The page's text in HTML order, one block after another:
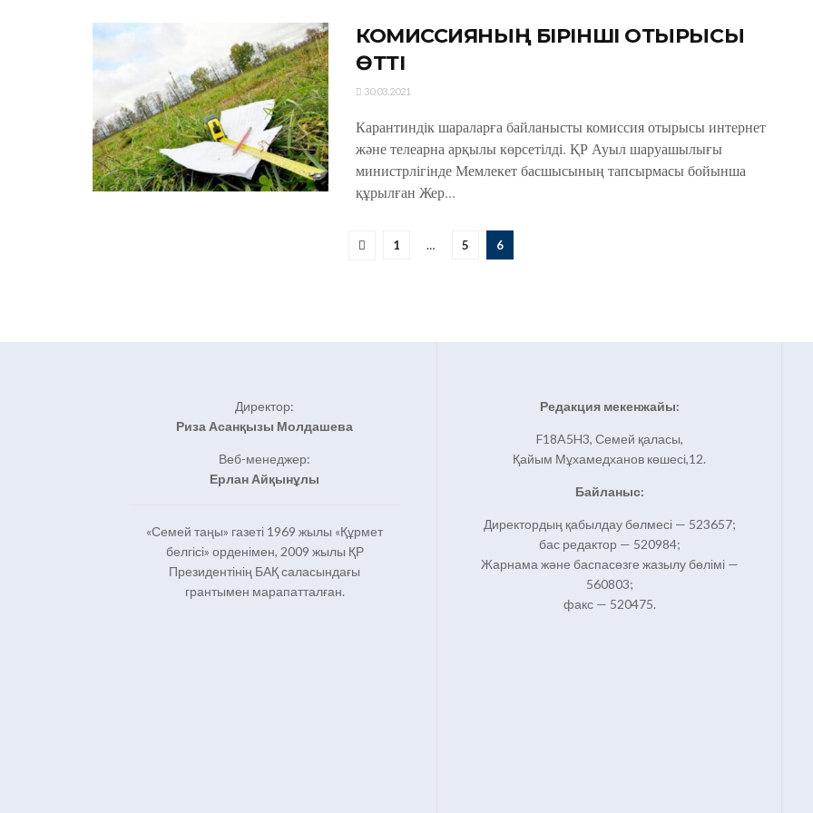
КОМИССИЯНЫҢ БІРІНШІ ОТЫРЫСЫ
ӨТТІ
30.03.2021
Карантиндік шараларға байланысты комиссия отырысы интернет
және телеарна арқылы көрсетілді. ҚР Ауыл шаруашылығы
министрлігінде Мемлекет басшысының тапсырмасы бойынша
құрылған Жер...
1 … 5 6
Директор:
Риза Асанқызы Молдашева
Веб-менеджер:
Ерлан Айқынұлы
«Семей таңы» газеті 1969 жылы «Құрмет
белгісі» орденімен, 2009 жылы ҚР
Президентінің БАҚ саласындағы
грантымен марапатталған.
Редакция мекенжайы:
F18A5H3, Семей қаласы,
Қайым Мұхамедханов көшесі,12.
Байланыс:
Директордың қабылдау бөлмесі — 523657;
бас редактор — 520984;
Жарнама және баспасөзге жазылу бөлімі —
560803;
факс — 520475.